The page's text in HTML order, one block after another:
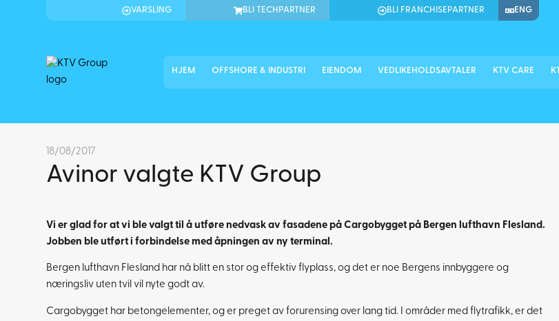
VARSLING BLI TECHPARTNER BLI FRANCHISEPARTNER ENG
HJEM OFFSHORE & INDUSTRI EIENDOM VEDLIKEHOLDSAVTALER KTV CARE
18/08/2017
Avinor valgte KTV Group
Vi er glad for at vi ble valgt til å utføre nedvask av fasadene på Cargobygget på Bergen lufthavn Flesland.
Jobben ble utført i forbindelse med åpningen av ny terminal.
Bergen lufthavn Flesland har nå blitt en stor og effektiv flyplass, og det er noe Bergens innbyggere og
næringsliv uten tvil vil nyte godt av.
Cargobygget har betongelementer, og er preget av forurensing over lang tid. I områder med flytrafikk, er det